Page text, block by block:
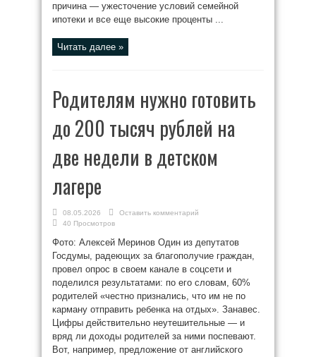
причина — ужесточение условий семейной
ипотеки и все еще высокие проценты ...
Читать далее »
Родителям нужно готовить
до 200 тысяч рублей на
две недели в детском
лагере
08.05.2026
Оставить комментарий
40 Просмотров
Фото: Алексей Меринов Один из депутатов
Госдумы, радеющих за благополучие граждан,
провел опрос в своем канале в соцсети и
поделился результатами: по его словам, 60%
родителей «честно признались, что им не по
карману отправить ребенка на отдых». Занавес.
Цифры действительно неутешительные — и
вряд ли доходы родителей за ними поспевают.
Вот, например, предложение от английского